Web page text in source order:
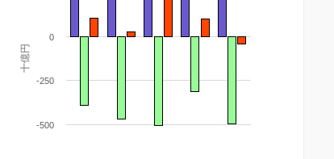
十億円
-500
-250
0